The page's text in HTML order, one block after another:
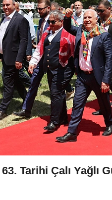
Tarihi Çalı Yağlı